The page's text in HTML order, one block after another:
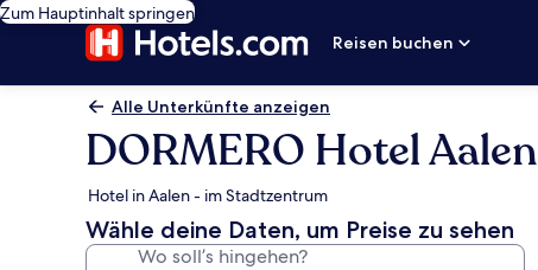
Zum Hauptinhalt springen
Reisen buchen
Alle Unterkünfte anzeigen
DORMERO Hotel Aalen
Hotel in Aalen - im Stadtzentrum
Wähle deine Daten, um Preise zu sehen
Wo soll’s hingehen?